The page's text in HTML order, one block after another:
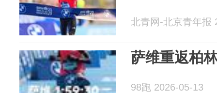
北青网-北京青年报
萨维重返柏
98跑 2026-05-13